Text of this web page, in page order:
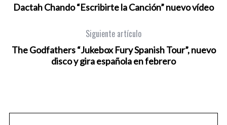
Dactah Chando “Escribirte la Canción” nuevo vídeo
Siguiente artículo
The Godfathers “Jukebox Fury Spanish Tour”, nuevo
disco y gira española en febrero